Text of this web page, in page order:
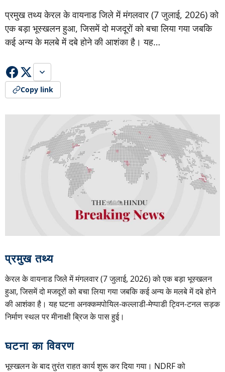
प्रमुख तथ्य केरल के वायनाड जिले में मंगलवार (7 जुलाई, 2026) को
एक बड़ा भूस्खलन हुआ, जिसमें दो मजदूरों को बचा लिया गया जबकि
कई अन्य के मलबे में दबे होने की आशंका है। यह…
Copy link
प्रमुख तथ्य
केरल के वायनाड जिले में मंगलवार (7 जुलाई, 2026) को एक बड़ा भूस्खलन
हुआ, जिसमें दो मजदूरों को बचा लिया गया जबकि कई अन्य के मलबे में दबे होने
की आशंका है। यह घटना अनक्कमपोयिल-कल्लाडी-मेप्पाडी ट्विन-टनल सड़क
निर्माण स्थल पर मीनाक्षी ब्रिज के पास हुई।
घटना का विवरण
भूस्खलन के बाद तुरंत राहत कार्य शुरू कर दिया गया। NDRF को